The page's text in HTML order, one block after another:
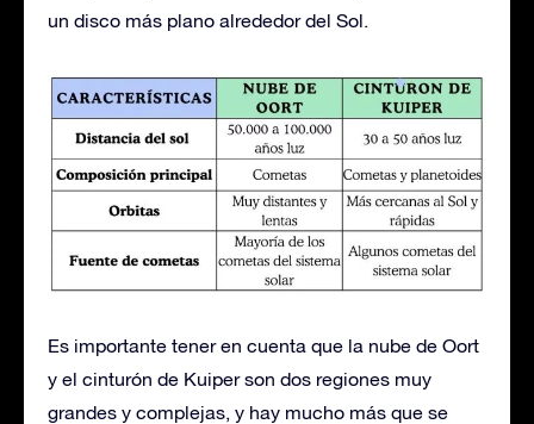
un disco más plano alrededor del Sol.
Es importante tener en cuenta que la nube de Oort
y el cinturón de Kuiper son dos regiones muy
grandes y complejas, y hay mucho más que se